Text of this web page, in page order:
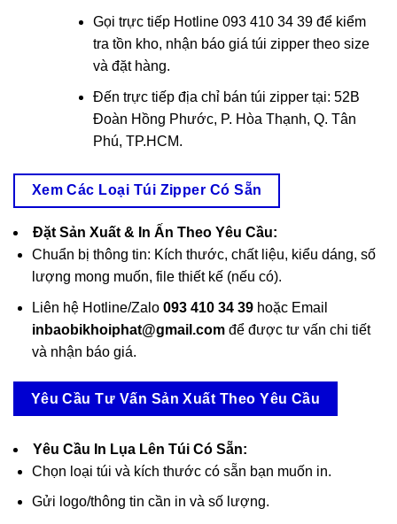
Gọi trực tiếp Hotline 093 410 34 39 để kiểm
tra tồn kho, nhận báo giá túi zipper theo size
và đặt hàng.
Đến trực tiếp địa chỉ bán túi zipper tại: 52B
Đoàn Hồng Phước, P. Hòa Thạnh, Q. Tân
Phú, TP.HCM.
Xem Các Loại Túi Zipper Có Sẵn
Đặt Sản Xuất & In Ấn Theo Yêu Cầu:
Chuẩn bị thông tin: Kích thước, chất liệu, kiểu dáng, số
lượng mong muốn, file thiết kế (nếu có).
Liên hệ Hotline/Zalo 093 410 34 39hoặc Email
inbaobikhoiphat@gmail.comđể được tư vấn chi tiết
và nhận báo giá.
Yêu Cầu Tư Vấn Sản Xuất Theo Yêu Cầu
Yêu Cầu In Lụa Lên Túi Có Sẵn:
Chọn loại túi và kích thước có sẵn bạn muốn in.
Gửi logo/thông tin cần in và số lượng.